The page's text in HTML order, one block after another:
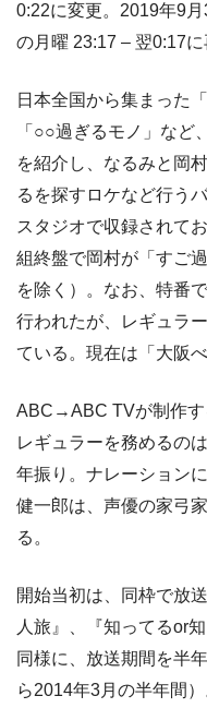
0:22に変更。2019年9
の月曜 23:17 – 翌0:17に
日本全国から集まった
「○○過ぎるモノ」など
を紹介し、なるみと岡
るを探すロケなど行う
スタジオで収録されて
組終盤で岡村が「すご
を除く）。なお、特番
行われたが、レギュラ
ている。現在は「大阪
ABC→ABC TVが制作す
レギュラーを務めるの
年振り。ナレーション
健一郎は、声優の家弓
る。
開始当初は、同枠で放
人旅』、『知ってるor
同様に、放送期間を半
ら2014年3月の半年間